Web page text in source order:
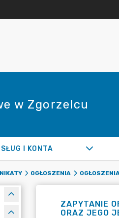
w Zgorzelcu
I KONTA
OGŁOSZENIA
ZAPYTANIE
ORAZ JEGO